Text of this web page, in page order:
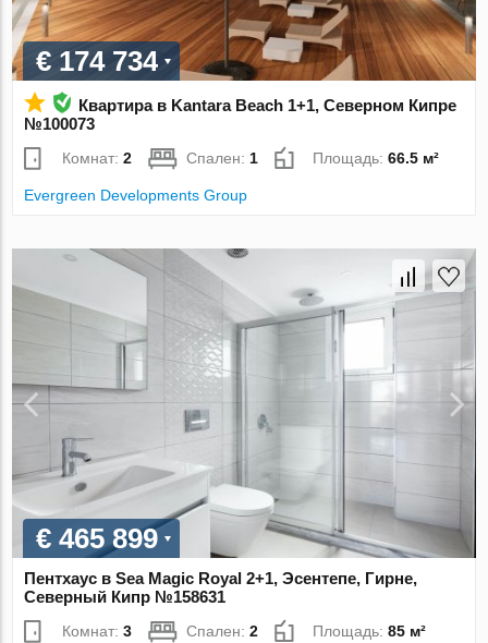
€ 174 734
Квартира в Kantara Beach 1+1, Северном Кипре
№100073
Комнат:2 Спален: 1 Площадь:66.5 м²
Evergreen Developments Group
€ 465 899
Пентхаус в Sea Magic Royal 2+1, Эсентепе, Гирне,
Северный Кипр №158631
Комнат:3 Спален:2 Площадь:85 м²